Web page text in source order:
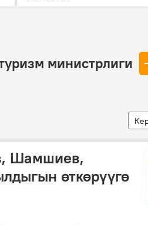
министрлиги
Шамшиев,
өткөрүүгө